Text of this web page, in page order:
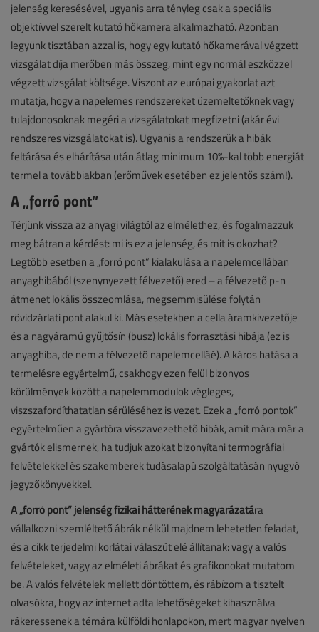
jelenség keresésével, ugyanis arra tényleg csak a speciális
objektívvel szerelt kutató hőkamera alkalmazható. Azonban
legyünk tisztában azzal is, hogy egy kutató hőkamerával végzett
vizsgálat díja merőben más összeg, mint egy normál eszközzel
végzett vizsgálat költsége. Viszont az európai gyakorlat azt
mutatja, hogy a napelemes rendszereket üzemeltetőknek vagy
tulajdonosoknak megéri a vizsgálatokat megfizetni (akár évi
rendszeres vizsgálatokat is). Ugyanis a rendszerük a hibák
feltárása és elhárítása után átlag minimum 10%-kal több energiát
termel a továbbiakban (erőművek esetében ez jelentős szám!).
A „forró pont”
Térjünk vissza az anyagi világtól az elmélethez, és fogalmazzuk
meg bátran a kérdést: mi is ez a jelenség, és mit is okozhat?
Legtöbb esetben a „forró pont” kialakulása a napelemcellában
anyaghibából (szenynyezett félvezető) ered – a félvezető p-n
átmenet lokális összeomlása, megsemmisülése folytán
rövidzárlati pont alakul ki. Más esetekben a cella áramkivezetője
és a nagyáramú gyűjtősín (busz) lokális forrasztási hibája (ez is
anyaghiba, de nem a félvezető napelemcelláé). A káros hatása a
termelésre egyértelmű, csakhogy ezen felül bizonyos
körülmények között a napelemmodulok végleges,
viszszafordíthatatlan sérüléséhez is vezet. Ezek a „forró pontok”
egyértelműen a gyártóra visszavezethető hibák, amit mára már a
gyártók elismernek, ha tudjuk azokat bizonyítani termográfiai
felvételekkel és szakemberek tudásalapú szolgáltatásán nyugvó
jegyzőkönyvekkel.
A „forró pont” jelenség fizikai hátterének magyarázatára
vállalkozni szemléltető ábrák nélkül majdnem lehetetlen feladat,
és a cikk terjedelmi korlátai válaszút elé állítanak: vagy a valós
felvételeket, vagy az elméleti ábrákat és grafikonokat mutatom
be. A valós felvételek mellett döntöttem, és rábízom a tisztelt
olvasókra, hogy az internet adta lehetőségeket kihasználva
rákeressenek a témára külföldi honlapokon, mert magyar nyelven